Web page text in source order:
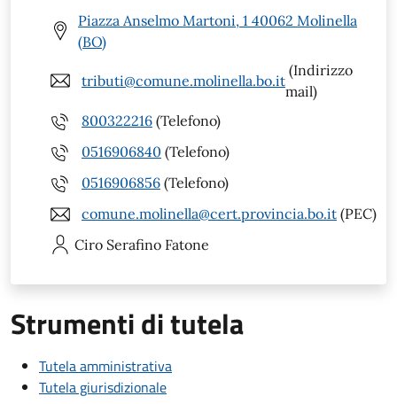
Piazza Anselmo Martoni, 1 40062 Molinella
(BO)
tributi@comune.molinella.bo.it
(Indirizzo
mail)
800322216 (Telefono)
0516906840 (Telefono)
0516906856 (Telefono)
comune.molinella@cert.provincia.bo.it (PEC)
Ciro Serafino Fatone
Strumenti di tutela
Tutela amministrativa
Tutela giurisdizionale